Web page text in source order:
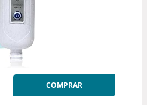
COMPRAR